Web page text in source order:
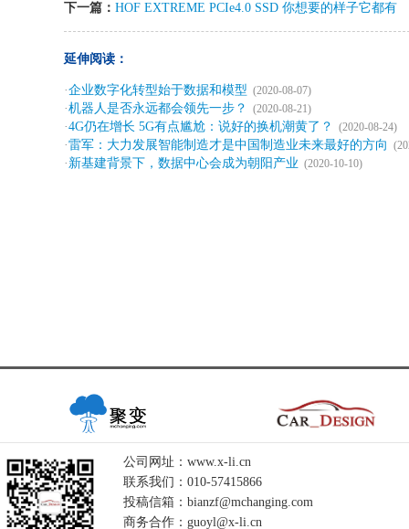
下一篇： HOF EXTREME PCIe4.0 SSD 你想要的样子它都有
延伸阅读：
·企业数字化转型始于数据和模型 (2020-08-07)
·机器人是否永远都会领先一步？ (2020-08-21)
·4G仍在增长 5G有点尴尬：说好的换机潮黄了？ (2020-08-24)
·雷军：大力发展智能制造才是中国制造业未来最好的方向
· 新基建背景下，数据中心会成为朝阳产业 (2020-10-10)
公司网址：www.x-li.cn
联系我们：010-57415866
投稿信箱：bianzf@mchanging.com
商务合作：guoyl@x-li.cn